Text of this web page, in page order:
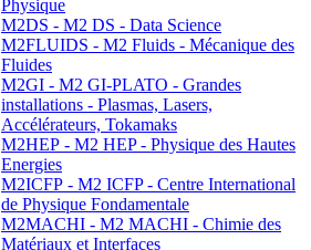
Physique
M2DS - M2 DS - Data Science
M2FLUIDS - M2 Fluids - Mécanique des
Fluides
M2GI - M2 GI-PLATO - Grandes
installations - Plasmas, Lasers,
Accélérateurs, Tokamaks
M2HEP - M2 HEP - Physique des Hautes
Energies
M2ICFP - M2 ICFP - Centre International
de Physique Fondamentale
M2MACHI - M2 MACHI - Chimie des
Matériaux et Interfaces